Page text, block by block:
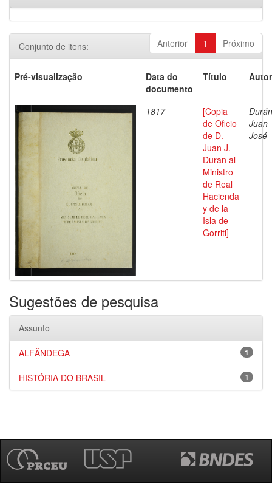
Anterior 1 Próximo
Conjunto de itens:
Pré-visualização
Data do
documento
Título
1817
[Copia
de Oficio
de D.
Juan J.
Duran al
Ministro
de Real
Hacienda
y de la
Isla de
Gorriti]
Juan
José
Sugestões de pesquisa
Assunto
1
ALFÂNDEGA
1
HISTÓRIA DO BRASIL